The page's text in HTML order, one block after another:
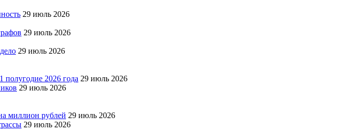
29 июль 2026
29 июль 2026
29 июль 2026
полугодие 2026 года 29 июль 2026
29 июль 2026
миллион рублей 29 июль 2026
29 июль 2026